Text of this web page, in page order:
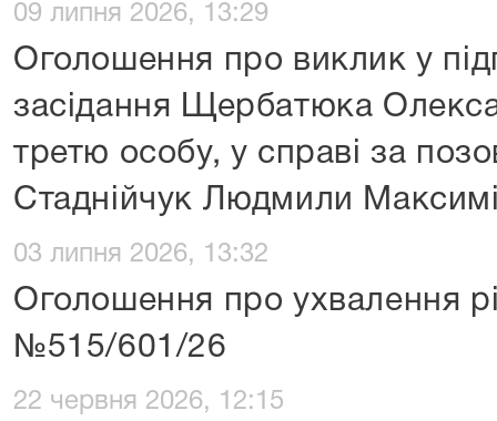
09 липня 2026, 13:29
Оголошення про виклик у
засідання Щербатюка
третю особу, у справі за
Стаднійчук Людмили
03 липня 2026, 13:32
Оголошення про ухвалення
№515/601/26
22 червня 2026, 12:15